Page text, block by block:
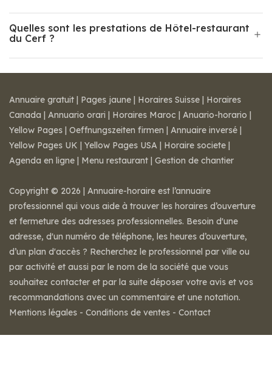
Quelles sont les prestations de Hôtel-restaurant
du Cerf ?
Annuaire gratuit | Pages jaune | Horaires Suisse | Horaires
Canada | Annuario orari | Horaires Maroc | Anuario-horario |
Yellow Pages | Oeffnungszeiten firmen | Annuaire inversé |
Yellow Pages UK | Yellow Pages USA | Horaire societe |
Agenda en ligne | Menu restaurant | Gestion de chantier
Copyright © 2026 | Annuaire-horaire est l’annuaire
professionnel qui vous aide à trouver les horaires d’ouverture
et fermeture des adresses professionnelles. Besoin d'une
adresse, d'un numéro de téléphone, les heures d’ouverture,
d’un plan d'accès ? Recherchez le professionnel par ville ou
par activité et aussi par le nom de la société que vous
souhaitez contacter et par la suite déposer votre avis et vos
recommandations avec un commentaire et une notation.
Mentions légales - Conditions de ventes - Contact